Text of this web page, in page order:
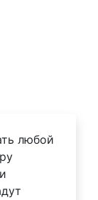
любой